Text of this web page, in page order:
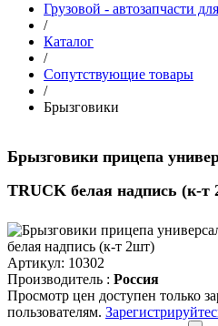
Грузовой - автозапчасти
/
Каталог
/
Сопутствующие товары
/
Брызговики
Брызговики прицепа
TRUCK белая надпись (к-т
Артикул: 10302
Производитель : Россия
Просмотр цен доступен только
пользователям.